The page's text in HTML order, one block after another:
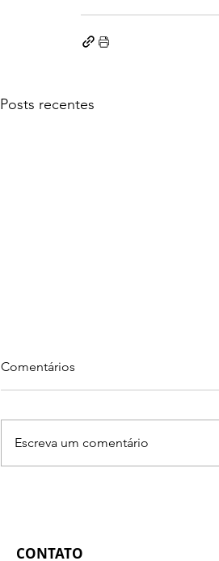
Posts recentes
Comentários
Escreva um comentário
CONTATO